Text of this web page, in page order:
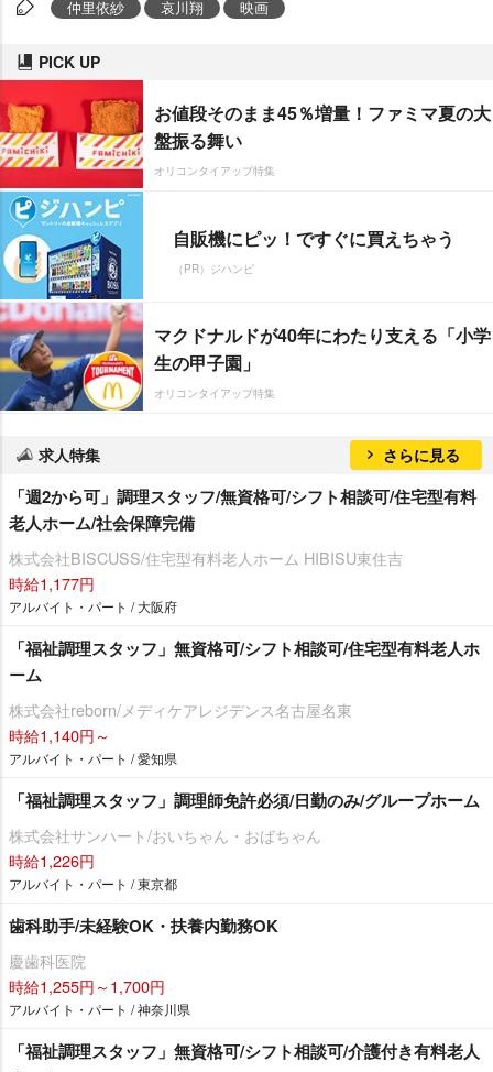
仲里依紗 哀川翔 映画
PICK UP
お値段そのまま45％増量！ファミマ夏の大
盤振る舞い
オリコンタイアップ特集
自販機にピッ！ですぐに買えちゃう
（PR）ジハンピ
マクドナルドが40年にわたり支える「小学
生の甲子園」
オリコンタイアップ特集
求人特集 さらに見る
「週2から可」調理スタッフ/無資格可/シフト相談可/住宅型有料
老人ホーム/社会保障完備
株式会社BISCUSS/住宅型有料老人ホーム HIBISU東住吉
時給1,177円
アルバイト・パート / 大阪府
「福祉調理スタッフ」無資格可/シフト相談可/住宅型有料老人ホ
ーム
株式会社reborn/メディケアレジデンス名古屋名東
時給1,140円～
アルバイト・パート / 愛知県
「福祉調理スタッフ」調理師免許必須/日勤のみ/グループホーム
株式会社サンハート/おいちゃん・おばちゃん
時給1,226円
アルバイト・パート / 東京都
歯科助手/未経験OK・扶養内勤務OK
慶歯科医院
時給1,255円～1,700円
アルバイト・パート / 神奈川県
「福祉調理スタッフ」無資格可/シフト相談可/介護付き有料老人